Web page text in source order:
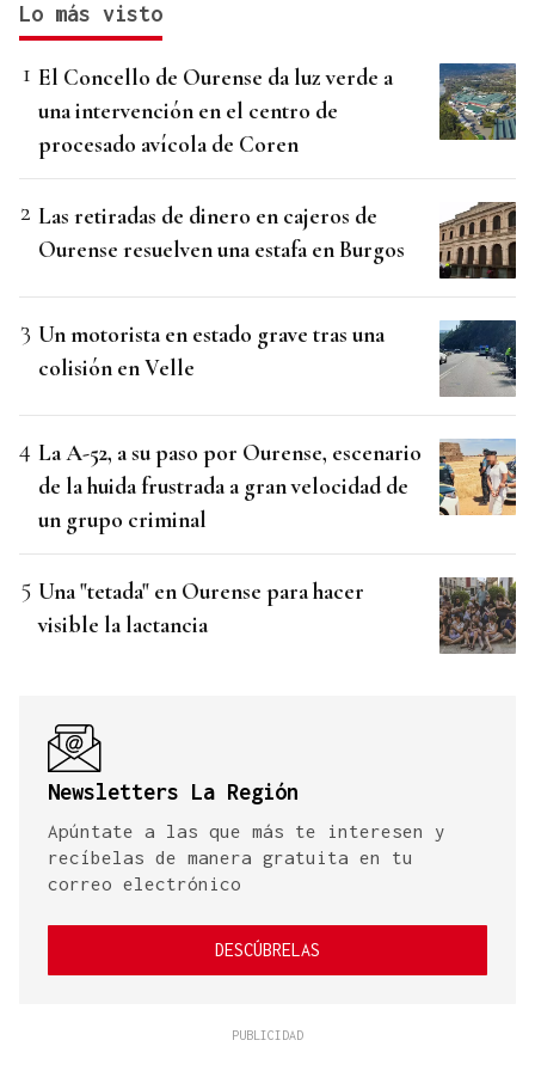
Lo más visto
El Concello de Ourense da luz verde a
una intervención en el centro de
procesado avícola de Coren
Las retiradas de dinero en cajeros de
Ourense resuelven una estafa en Burgos
Un motorista en estado grave tras una
colisión en Velle
La A-52, a su paso por Ourense, escenario
de la huida frustrada a gran velocidad de
un grupo criminal
Una "tetada" en Ourense para hacer
visible la lactancia
Newsletters La Región
Apúntate a las que más te interesen y
recíbelas de manera gratuita en tu
correo electrónico
DESCÚBRELAS